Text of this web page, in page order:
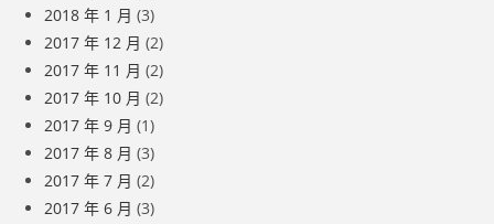
2018 年 1 月 (3)
2017 年 12 月 (2)
2017 年 11 月 (2)
2017 年 10 月 (2)
2017 年 9 月 (1)
2017 年 8 月 (3)
2017 年 7 月 (2)
2017 年 6 月 (3)